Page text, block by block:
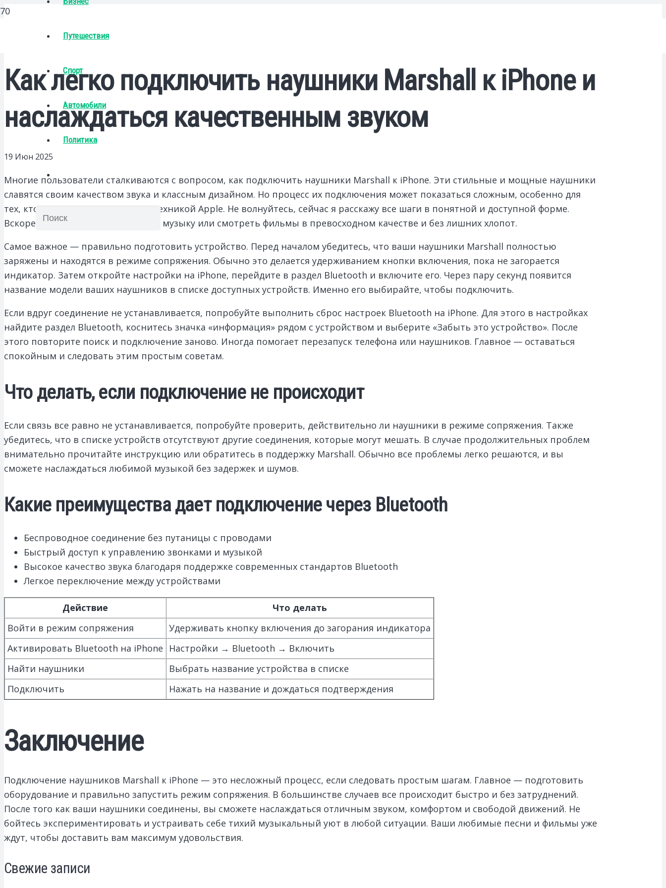
Путешествия
Спорт
Автомобили
Политика
Как легко подключить наушники Marshall к iPhone и
наслаждаться качественным звуком
19 Июн 2025
Многие пользователи сталкиваются с вопросом, как подключить наушники Marshall к iPhone. Эти стильные и мощные наушники
славятся своим качеством звука и классным дизайном. Но процесс их подключения может показаться сложным, особенно для
тех, кто впервые сталкивается с техникой Apple. Не волнуйтесь, сейчас я расскажу все шаги в понятной и доступной форме.
Вскоре вы сможете прослушивать музыку или смотреть фильмы в превосходном качестве и без лишних хлопот.
Самое важное — правильно подготовить устройство. Перед началом убедитесь, что ваши наушники Marshall полностью
заряжены и находятся в режиме сопряжения. Обычно это делается удерживанием кнопки включения, пока не загорается
индикатор. Затем откройте настройки на iPhone, перейдите в раздел Bluetooth и включите его. Через пару секунд появится
название модели ваших наушников в списке доступных устройств. Именно его выбирайте, чтобы подключить.
Если вдруг соединение не устанавливается, попробуйте выполнить сброс настроек Bluetooth на iPhone. Для этого в настройках
найдите раздел Bluetooth, коснитесь значка «информация» рядом с устройством и выберите «Забыть это устройство». После
этого повторите поиск и подключение заново. Иногда помогает перезапуск телефона или наушников. Главное — оставаться
спокойным и следовать этим простым советам.
Что делать, если подключение не происходит
Если связь все равно не устанавливается, попробуйте проверить, действительно ли наушники в режиме сопряжения. Также
убедитесь, что в списке устройств отсутствуют другие соединения, которые могут мешать. В случае продолжительных проблем
внимательно прочитайте инструкцию или обратитесь в поддержку Marshall. Обычно все проблемы легко решаются, и вы
сможете наслаждаться любимой музыкой без задержек и шумов.
Какие преимущества дает подключение через Bluetooth
Беспроводное соединение без путаницы с проводами
Быстрый доступ к управлению звонками и музыкой
Высокое качество звука благодаря поддержке современных стандартов Bluetooth
Легкое переключение между устройствами
Действие
Что делать
Войти в режим сопряжения
Удерживать кнопку включения до загорания индикатора
Активировать Bluetooth на iPhone
Настройки → Bluetooth → Включить
Найти наушники
Выбрать название устройства в списке
Подключить
Нажать на название и дождаться подтверждения
Заключение
Подключение наушников Marshall к iPhone — это несложный процесс, если следовать простым шагам. Главное — подготовить
оборудование и правильно запустить режим сопряжения. В большинстве случаев все происходит быстро и без затруднений.
После того как ваши наушники соединены, вы сможете наслаждаться отличным звуком, комфортом и свободой движений. Не
бойтесь экспериментировать и устраивать себе тихий музыкальный уют в любой ситуации. Ваши любимые песни и фильмы уже
ждут, чтобы доставить вам максимум удовольствия.
Свежие записи